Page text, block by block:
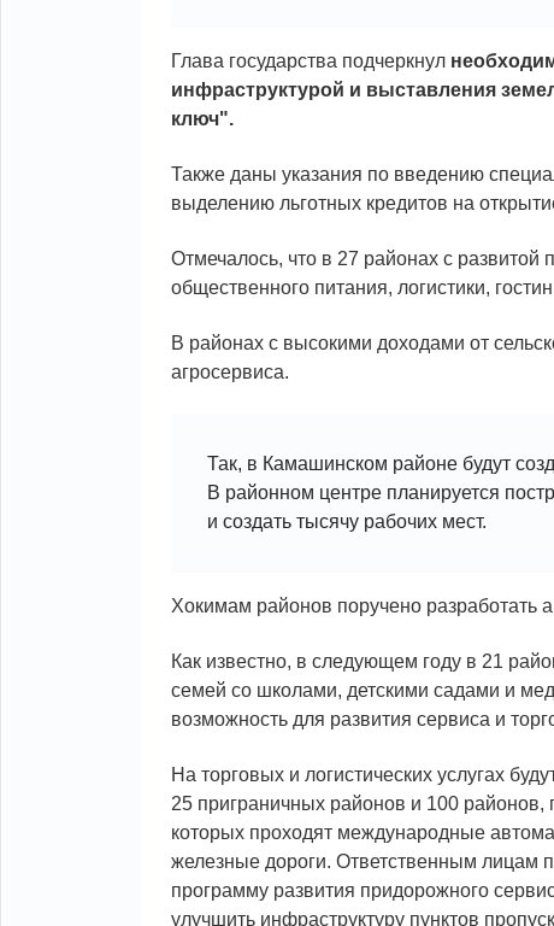
Глава государства подчеркнул
инфраструктурой и выставления
ключ".
Также даны указания по введению
выделению льготных кредитов на
Отмечалось, что в 27 районах с развитой
общественного питания, логистики,
В районах с высокими доходами от
агросервиса.
Так, в Камашинском районе будут
В районном центре планируется
и создать тысячу рабочих мест.
Хокимам районов поручено
Как известно, в следующем году в 21
семей со школами, детскими садами и
возможность для развития сервиса и
На торговых и логистических услугах
25 приграничных районов и 100 районов,
которых проходят международные
железные дороги. Ответственным лицам
программу развития придорожного
улучшить инфраструктуру пунктов